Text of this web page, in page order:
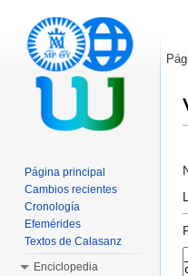
Página principal
Cambios recientes
Cronología
Efemérides
Textos de Calasanz
Enciclopedia